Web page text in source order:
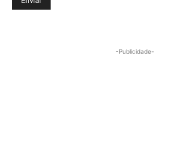
-Publicidade-